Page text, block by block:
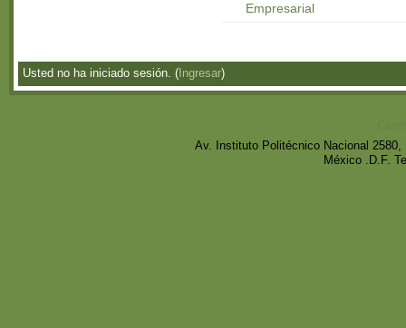
Empresarial
Usted no ha iniciado sesión. (Ingresar)
Av. Instituto Politécnico Nacional
México .D.F.